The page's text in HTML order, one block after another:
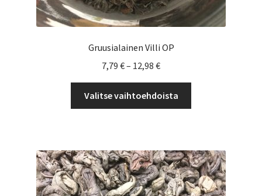
Gruusialainen Villi OP
7,79 €– 12,98 €Hintaluokka:
-
12,98 €
Valitse vaihtoehdoista
Voit
tehdä
valinnat